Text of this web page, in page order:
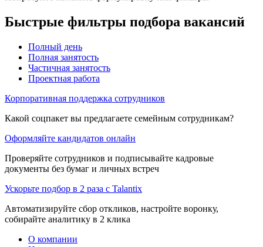
Быстрые фильтры подбора вакансий
Полный день
Полная занятость
Частичная занятость
Проектная работа
Корпоративная поддержка сотрудников
Какой соцпакет вы предлагаете семейным сотрудникам?
Оформляйте кандидатов онлайн
Проверяйте сотрудников и подписывайте кадровые
документы без бумаг и личных встреч
Ускорьте подбор в 2 раза с Talantix
Автоматизируйте сбор откликов, настройте воронку,
собирайте аналитику в 2 клика
О компании